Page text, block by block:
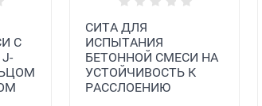
С
СИТА ДЛЯ
ИСПЫТАНИЯ
БЕТОННОЙ СМЕСИ НА
УСТОЙЧИВОСТЬ К
РАССЛОЕНИЮ